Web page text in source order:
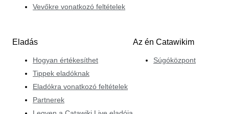
Vevőkre vonatkozó feltételek
Eladás
Hogyan értékesíthet
Tippek eladóknak
Eladókra vonatkozó feltételek
Partnerek
Az én Catawikim
Súgóközpont